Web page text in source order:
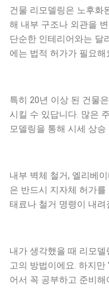
건물 리모델링은 노후화
해 내부 구조나 외관을
단순한 인테리어와는 달
에는 법적 허가가 필요해
특히 20년 이상 된 건물
시킬 수 있답니다. 많은
모델링을 통해 시세 상
내부 벽체 철거, 엘리베
은 반드시 지자체 허가
태료나 철거 명령이 내려
내가 생각했을 때 리모
고의 방법이에요. 하지
어서 꼭 공부하고 준비